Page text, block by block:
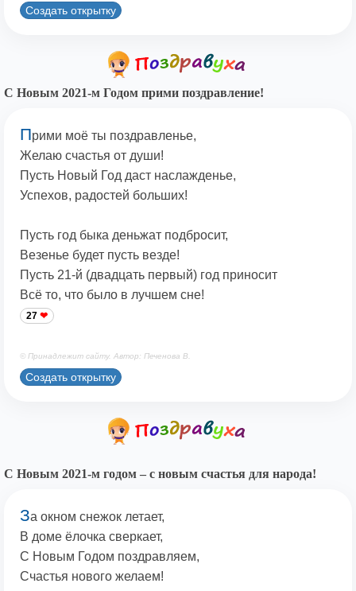
Создать открытку
С Новым 2021-м Годом прими поздравление!
Прими моё ты поздравленье,
Желаю счастья от души!
Пусть Новый Год даст наслажденье,
Успехов, радостей больших!
Пусть год быка деньжат подбросит,
Везенье будет пусть везде!
Пусть 21-й (двадцать первый) год приносит
Всё то, что было в лучшем сне!
27
© Принадлежит сайту. Автор: Печенова В.
Создать открытку
С Новым 2021-м годом – с новым счастья для народа!
За окном снежок летает,
В доме ёлочка сверкает,
С Новым Годом поздравляем,
Счастья нового желаем!